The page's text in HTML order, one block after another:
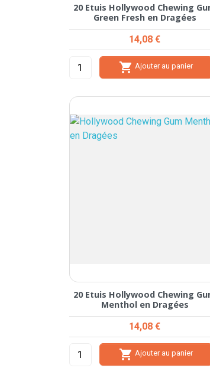
20 Etuis Hollywood Chewing
Green Fresh en Dragées
Prix
14,08 €
 Ajouter au panier
20 Etuis Hollywood Chewing
Menthol en Dragées
Prix
14,08 €
 Ajouter au panier